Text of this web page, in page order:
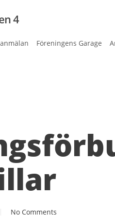
4
Föreningens Garage
No Comments